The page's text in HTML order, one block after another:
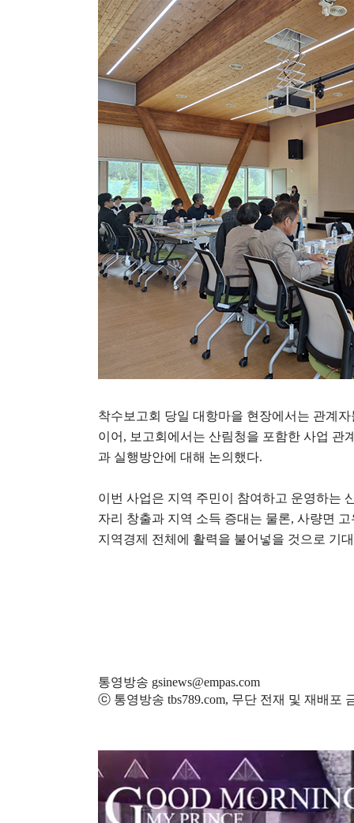
착수보고회 당일 대항마을 현장에서는 관계
이어 , 보고회에서는 산림청을 포함한 사업 관
과 실행방안에 대해 논의했다.
이번 사업은 지역 주민이 참여하고 운영하는
자리 창출과 지역 소득 증대는 물론, 사량면
지역경제 전체에 활력을 불어넣을 것으로 기
통영방송 gsinews@empas.com
ⓒ 통영방송 tbs789.com, 무단 전재 및 재배포